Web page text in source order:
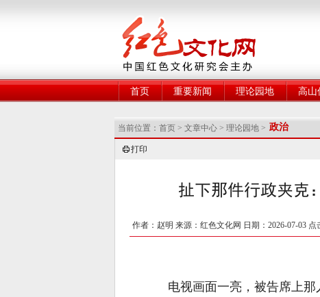
首页 重要新闻 理论园地 高山
当前位置：首页 >文章中心 >理论园地 > 政治
打印
扯下那件行政夹克
作者：赵明 来源：红色文化网 日期：2026-07-03
电视画面一亮，被告席上